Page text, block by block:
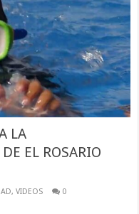
LA
EL ROSARIO
,VIDEOS 0